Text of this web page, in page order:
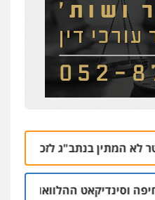
בנתב"ג לזכריה אדרי
ההלוואות של משפחת